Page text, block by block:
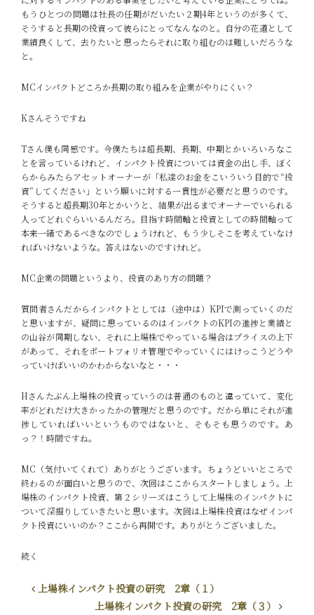
もうひとつの問題は社長の任期がだいたい２期4年というのが多くて、
そうすると長期の投資って彼らにとってなんなのと。自分の花道として
業績良くして、去りたいと思ったらそれに取り組むのは難しいだろうな
と。
MCインパクトどころか長期の取り組みを企業がやりにくい？
Kさんそうですね
Tさん僕も同感です。今僕たちは超長期、長期、中期とかいろいろなこ
とを言っているけれど、インパクト投資については資金の出し手、ぼく
らからみたらアセットオーナーが「私達のお金をこいういう目的で“投
資”してください」という願いに対する一貫性が必要だと思うのです。
そうすると超長期30年とかいうと、結果が出るまでオーナーでいられる
人ってどれぐらいいるんだろ。 目指す時間軸と投資としての時間軸って
本来一緒であるべきなのでしょうけれど、もう少しそこを考えていなけ
ればいけないような。答えはないのですけれど。
MC企業の問題というより、投資のあり方の問題？
質問者さんだからインパクトとしては（途中は）KPIで測っていくのだ
と思いますが、疑問に思っているのはインパクトのKPIの進捗と業績と
の山谷が同期しない、それに上場株でやっている場合はプライスの上下
があって、それをポートフォリオ管理でやっていくにはけっこうどうや
っていけばいいのかわからないなと・・・
Hさんたぶん上場株の投資っていうのは普通のものと違っていて、変化
率がどれだけ大きかったかの管理だと思うのです。だから単にそれが進
捗していればいいというものではないと、そもそも思うのです。あ
っ？！時間ですね。
MC （気付いてくれて）ありがとうございます。ちょうどいいところで
終わるのが面白いと思うので、次回はここからスタートしましょう。上
場株のインパクト投資、第２シリーズはこうして上場株のインパクトに
ついて深掘りしていきたいと思います。次回は上場株投資はなぜインパ
クト投資にいいのか？ここから再開です。ありがとうございました。
続く
上場株インパクト投資の研究 2章（１）
上場株インパクト投資の研究 2章（３）